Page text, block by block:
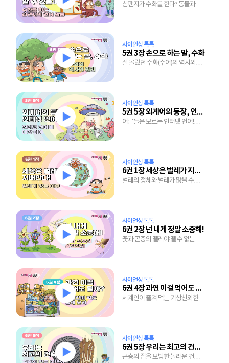
침팬지가 수화를 한다? 동물과
사이언싱 톡톡
5권 3장 손으로 하는 말, 수화
잘 몰랐던 수화(수어)의 역사와
사이언싱 톡톡
5권 5장 외계어의 등장, 인터넷 언어
어른들은 모르는 인터넷 언어!
사이언싱 톡톡
6권 1장 세상은 벌레가 지배한다!
벌레의 정체와 벌레가 많을 수밖에
사이언싱 톡톡
6권 2장 넌 내게 정말 소중해!
꽃과 곤충의 뗄레야 뗄 수 없는
사이언싱 톡톡
6권 4장 과연 이걸 먹어도 될까?
세계인이 즐겨 먹는 기상천외한
사이언싱 톡톡
6권 5장 우리는 최고의 건축가
곤충의 집을 모방한 놀라운 건축의